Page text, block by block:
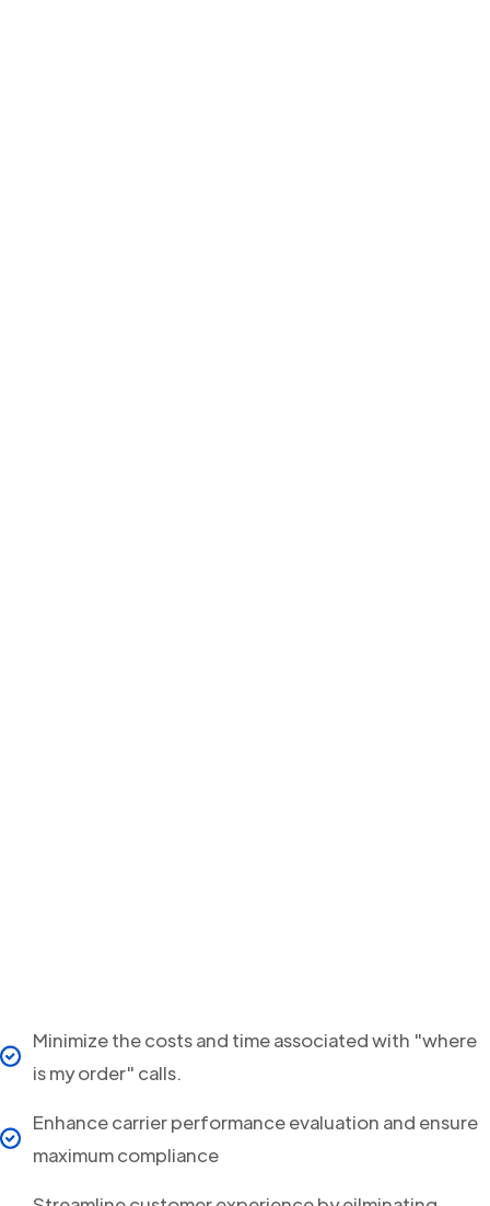
Minimize the costs and time associated with "where
is my order" calls.
Enhance carrier performance evaluation and ensure
maximum compliance